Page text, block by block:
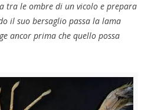
tra le ombre di un vicolo e prepara
il suo bersaglio passa la lama
ancor prima che quello possa